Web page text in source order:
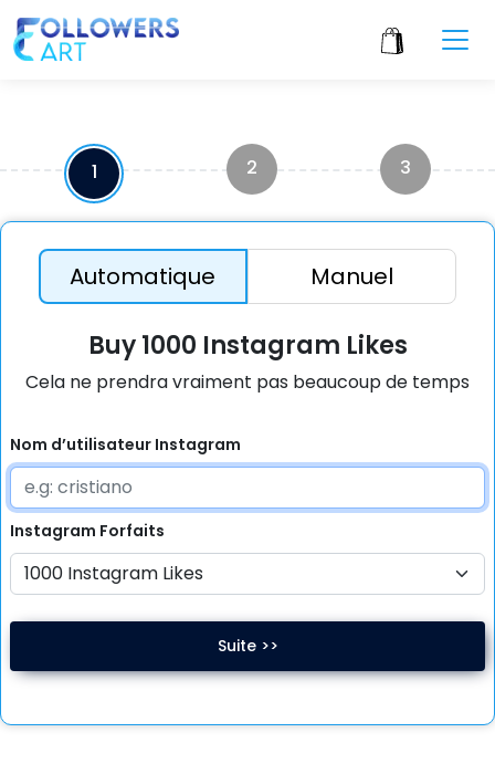
1 2 3
Automatique Manuel
Buy 1000 Instagram Likes
Cela ne prendra vraiment pas beaucoup de temps
Nom d’utilisateur Instagram
Instagram Forfaits
Suite >>